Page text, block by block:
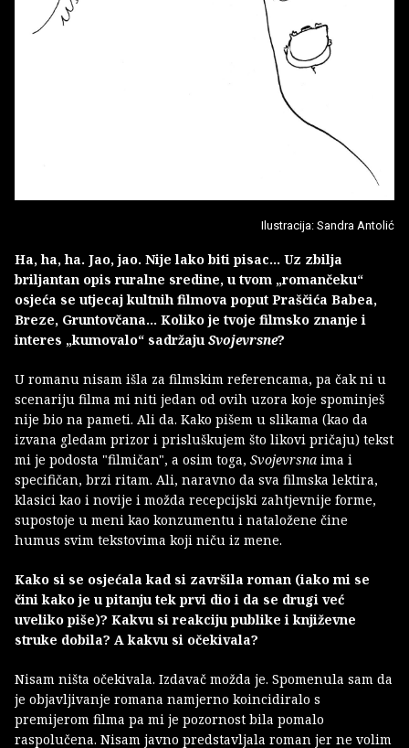
Ilustracija: Sandra Antolić
Ha, ha, ha. Jao, jao. Nije lako biti pisac… Uz zbilja
briljantan opis ruralne sredine, u tvom „romančeku“
osjeća se utjecaj kultnih filmova poput Praščića Babea,
Breze, Gruntovčana… Koliko je tvoje filmsko znanje i
interes „kumovalo“ sadržaju Svojevrsne?
U romanu nisam išla za filmskim referencama, pa čak ni u
scenariju filma mi niti jedan od ovih uzora koje spominješ
nije bio na pameti. Ali da. Kako pišem u slikama (kao da
izvana gledam prizor i prisluškujem što likovi pričaju) tekst
mi je podosta "filmičan", a osim toga, Svojevrsna ima i
specifičan, brzi ritam. Ali, naravno da sva filmska lektira,
klasici kao i novije i možda recepcijski zahtjevnije forme,
supostoje u meni kao konzumentu i nataložene čine
humus svim tekstovima koji niču iz mene.
Kako si se osjećala kad si završila roman (iako mi se
čini kako je u pitanju tek prvi dio i da se drugi već
uveliko piše)? Kakvu si reakciju publike i književne
struke dobila? A kakvu si očekivala?
Nisam ništa očekivala. Izdavač možda je. Spomenula sam da
je objavljivanje romana namjerno koincidiralo s
premijerom filma pa mi je pozornost bila pomalo
raspolučena. Nisam javno predstavljala roman jer ne volim